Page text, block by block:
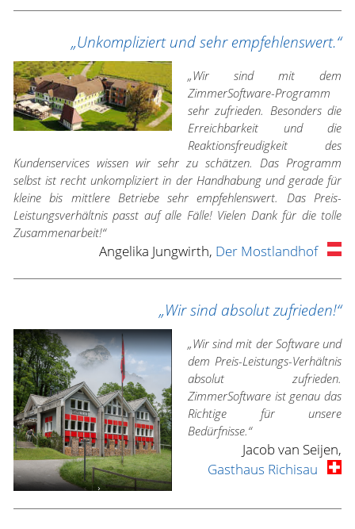
„Unkompliziert und sehr empfehlenswert.“
„Wir sind mit dem
ZimmerSoftware-Programm
sehr zufrieden. Besonders die
Erreichbarkeit und die
Reaktionsfreudigkeit des
Kundenservices wissen wir sehr zu schätzen. Das Programm
selbst ist recht unkompliziert in der Handhabung und gerade für
kleine bis mittlere Betriebe sehr empfehlenswert. Das Preis-
Leistungsverhältnis passt auf alle Fälle! Vielen Dank für die tolle
Zusammenarbeit!“
Angelika Jungwirth, Der Mostlandhof
„Wir sind absolut zufrieden!“
„Wir sind mit der Software und
dem Preis-Leistungs-Verhältnis
absolut zufrieden.
ZimmerSoftware ist genau das
Richtige für unsere
Bedürfnisse.“
Jacob van Seijen,
Gasthaus Richisau